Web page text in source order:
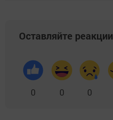
Оставляйте реакции
0 0 0